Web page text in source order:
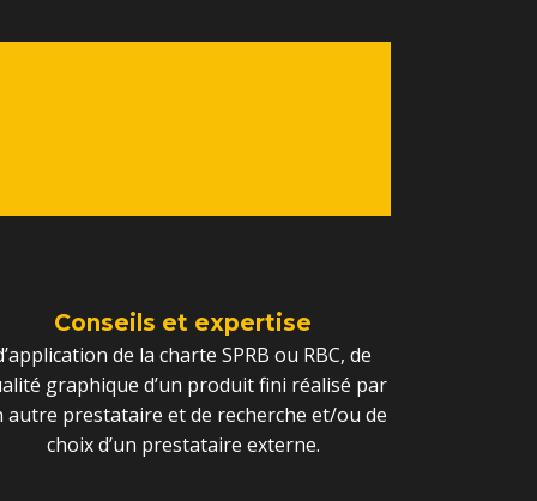
Conseils et expertise
de la charte SPRB ou RBC, de
graphique d’un produit fini réalisé par
autre prestataire et de recherche et/ou de
choix d’un prestataire externe.